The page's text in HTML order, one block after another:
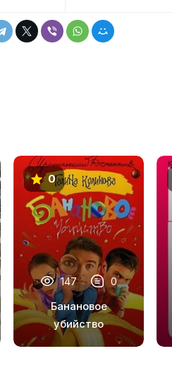
0
147 0
Банановое
убийство